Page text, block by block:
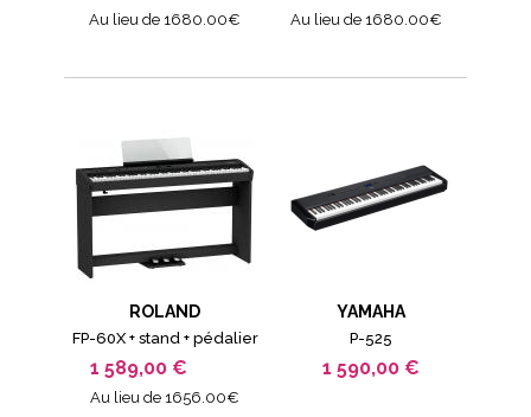
Au lieu de 1680.00€ Au lieu de 1680.00€
ROLAND
FP-60X + stand + pédalier
1 589,00 €
Au lieu de 1656.00€
YAMAHA
P-525
1 590,00 €